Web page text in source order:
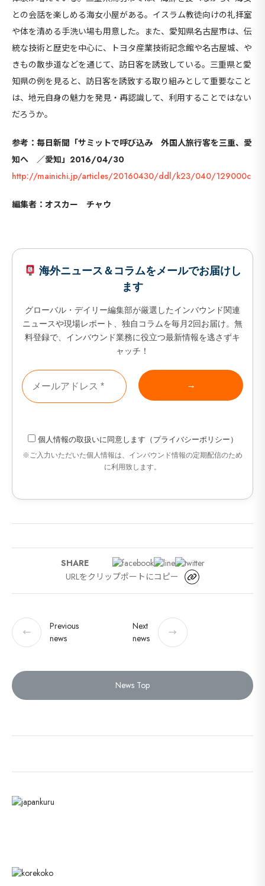
9カ国発！
との会話を楽しめる海女小屋がある。イスラム教徒向けの礼拝室
や体を清める手洗い場も用意した。また、愛知県名古屋市は、伝
統な技術と歴史を中心に、トヨタ産業技術記念館や名古屋城、や
きもの散歩道などを通じて、訪日客を誘致している。三重県と愛
知県の例を見ると、訪日客を誘致する取り組みとして重要なこと
は、地元自身の魅力を発見・再認識して、利用することではない
だろうか。
参考：毎日新聞「サミットで呼び込み 外国人旅行客を三重、愛
知へ ／愛知」2016/04/30
http://mainichi.jp/articles/20160430/ddl/k23/040/129000c
編集者：オスカー チャウ
海外ニュース＆コラムをメールでお届けし
ます
グローバル・デイリー編集部が厳選したインバウンド関連
ニュースや現場レポート、独自コラムを毎月2回お届け。無
料登録で、インバウンド業務に役立つ最新情報を逃さずキ
ャッチ！
個人情報の取扱いに同意します（ プライバシーポリシー ）
※ご入力いただいた個人情報は、インバウンド情報の定期配信のため
に利用致します。
SHARE
URLをクリップポートにコピー
←
Previous
news
News Top
Next
news
→